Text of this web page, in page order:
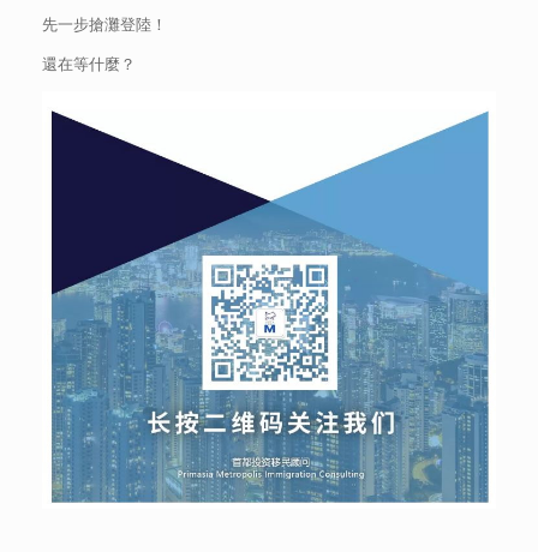
先一步搶灘登陸！
還在等什麼？